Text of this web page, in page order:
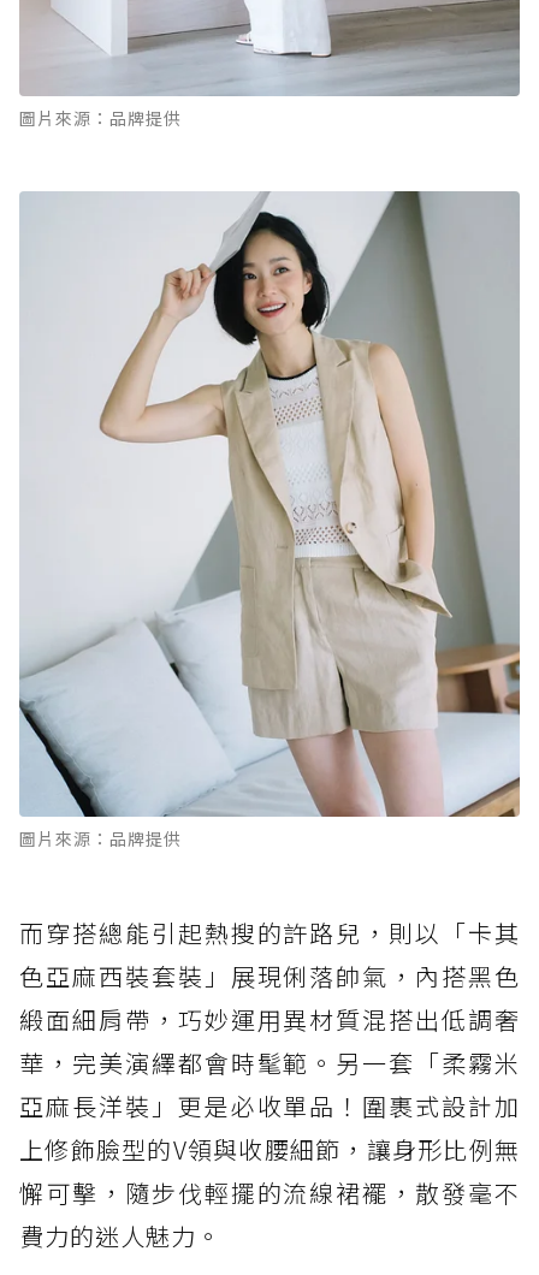
圖片來源：品牌提供
圖片來源：品牌提供
而穿搭總能引起熱搜的許路兒，則以「卡其
色亞麻西裝套裝」展現俐落帥氣，內搭黑色
緞面細肩帶，巧妙運用異材質混搭出低調奢
華，完美演繹都會時髦範。另一套「柔霧米
亞麻長洋裝」更是必收單品！圍裹式設計加
上修飾臉型的V領與收腰細節，讓身形比例無
懈可擊，隨步伐輕擺的流線裙襬，散發毫不
費力的迷人魅力。